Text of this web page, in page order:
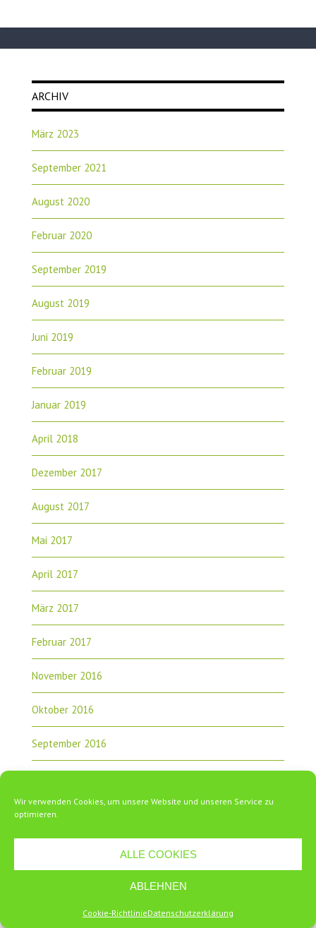
Wir verwenden Cookies, um unsere Website und unseren Service zu
optimieren.
ALLE COOKIES
ABLEHNEN
Cookie-RichtlinieDatenschutzerklärung
ARCHIV
März 2023
September 2021
August 2020
Februar 2020
September 2019
August 2019
Juni 2019
Februar 2019
Januar 2019
April 2018
Dezember 2017
August 2017
Mai 2017
April 2017
März 2017
Februar 2017
November 2016
Oktober 2016
September 2016
Juni 2016